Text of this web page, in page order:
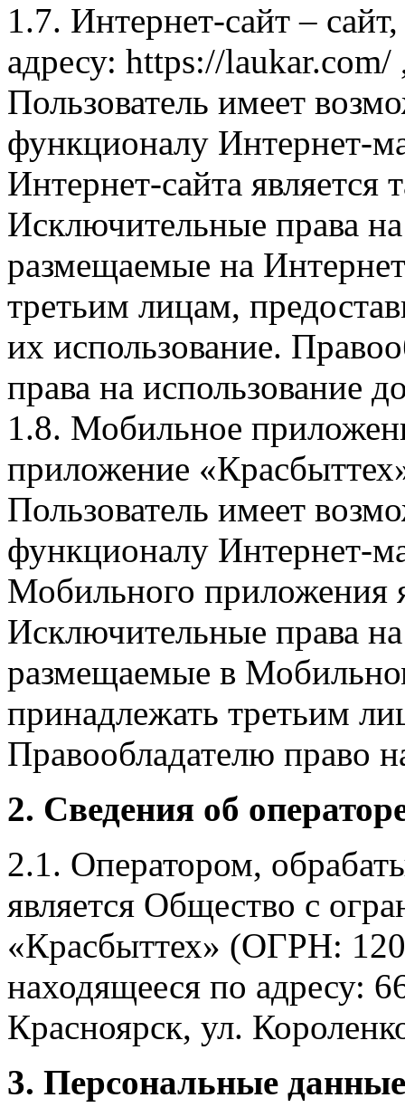
1.7. Интернет-сайт –
адресу: https://laukar.com/
Пользователь имеет
функционалу Интернет-
Интернет-сайта
Исключительные права
размещаемые на
третьим лицам,
их использование.
права на использование
1.8. Мобильное
приложение
Пользователь имеет
функционалу Интернет-
Мобильного приложения
Исключительные права
размещаемые в
принадлежать третьим
Правообладателю право
2. Сведения об
2.1. Оператором,
является Общество с
«Красбыттех» (ОГРН:
находящееся по адресу:
Красноярск, ул.
3. Персональные